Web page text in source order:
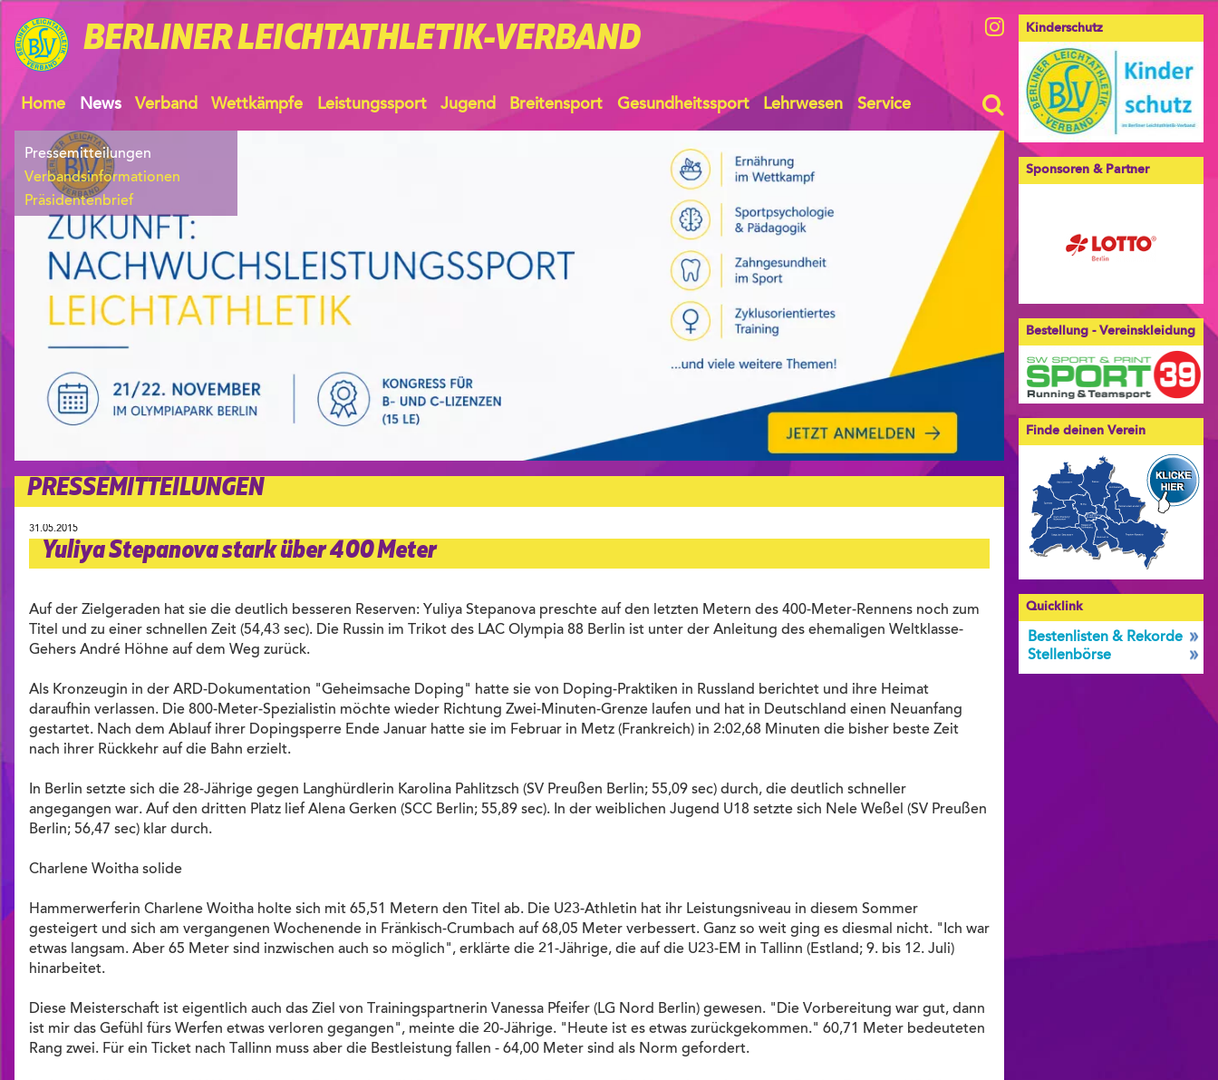
BERLINERLEICHTATHLETIK-VERBAND
Home News Verband Wettkämpfe Leistungssport Jugend Breitensport Gesundheitssport Lehrwesen Service
Pressemitteilungen
Verbandsinformationen
Präsidentenbrief
PRESSEMITTEILUNGEN
31.05.2015
Yuliya Stepanova stark über 400 Meter
Auf der Zielgeraden hat sie die deutlich besseren Reserven: Yuliya Stepanova preschte auf den letzten Metern des 400-Meter-Rennens noch zum
Titel und zu einer schnellen Zeit (54,43 sec). Die Russin im Trikot des LAC Olympia 88 Berlin ist unter der Anleitung des ehemaligen Weltklasse-
Gehers André Höhne auf dem Weg zurück.
Als Kronzeugin in der ARD-Dokumentation "Geheimsache Doping" hatte sie von Doping-Praktiken in Russland berichtet und ihre Heimat
daraufhin verlassen. Die 800-Meter-Spezialistin möchte wieder Richtung Zwei-Minuten-Grenze laufen und hat in Deutschland einen Neuanfang
gestartet. Nach dem Ablauf ihrer Dopingsperre Ende Januar hatte sie im Februar in Metz (Frankreich) in 2:02,68 Minuten die bisher beste Zeit
nach ihrer Rückkehr auf die Bahn erzielt.
In Berlin setzte sich die 28-Jährige gegen Langhürdlerin Karolina Pahlitzsch (SV Preußen Berlin; 55,09 sec) durch, die deutlich schneller
angegangen war. Auf den dritten Platz lief Alena Gerken (SCC Berlin; 55,89 sec). In der weiblichen Jugend U18 setzte sich Nele Weßel (SV Preußen
Berlin; 56,47 sec) klar durch.
Charlene Woitha solide
Hammerwerferin Charlene Woitha holte sich mit 65,51 Metern den Titel ab. Die U23-Athletin hat ihr Leistungsniveau in diesem Sommer
gesteigert und sich am vergangenen Wochenende in Fränkisch-Crumbach auf 68,05 Meter verbessert. Ganz so weit ging es diesmal nicht. "Ich war
etwas langsam. Aber 65 Meter sind inzwischen auch so möglich", erklärte die 21-Jährige, die auf die U23-EM in Tallinn (Estland; 9. bis 12. Juli)
hinarbeitet.
Diese Meisterschaft ist eigentlich auch das Ziel von Trainingspartnerin Vanessa Pfeifer (LG Nord Berlin) gewesen. "Die Vorbereitung war gut, dann
ist mir das Gefühl fürs Werfen etwas verloren gegangen", meinte die 20-Jährige. "Heute ist es etwas zurückgekommen." 60,71 Meter bedeuteten
Rang zwei. Für ein Ticket nach Tallinn muss aber die Bestleistung fallen - 64,00 Meter sind als Norm gefordert.
Kinderschutz
Sponsoren & Partner
Bestellung - Vereinskleidung
Finde deinen Verein
Quicklink
Bestenlisten & Rekorde
Stellenbörse